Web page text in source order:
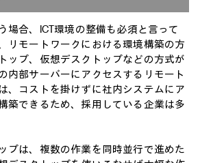
場合、ICT環境の整備も必須と言って
リモートワークにおける環境構築の方
ップ、仮想デスクトップなどの方式が
内部サーバーにアクセスするリモート
、コストを掛けずに社内システムにア
築できるため、採用している企業は多
プは、複数の作業を同時並行で進めた